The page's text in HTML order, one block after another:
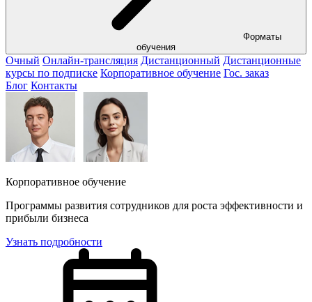
обучения
Очный Онлайн-трансляция Дистанционный Дистанционные
курсы по подписке Корпоративное обучение Гос. заказ
Блог Контакты
Корпоративное обучение
Программы развития сотрудников для роста эффективности и
прибыли бизнеса
Узнать подробности